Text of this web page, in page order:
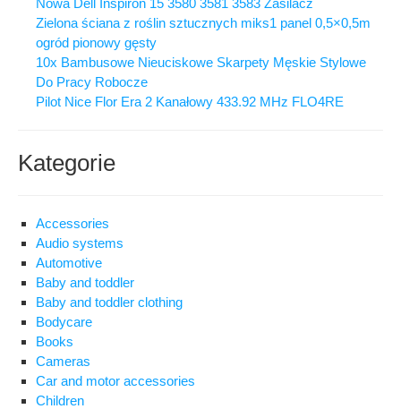
Nowa Dell Inspiron 15 3580 3581 3583 Zasilacz
Zielona ściana z roślin sztucznych miks1 panel 0,5×0,5m
ogród pionowy gęsty
10x Bambusowe Nieuciskowe Skarpety Męskie Stylowe
Do Pracy Robocze
Pilot Nice Flor Era 2 Kanałowy 433.92 MHz FLO4RE
Kategorie
Accessories
Audio systems
Automotive
Baby and toddler
Baby and toddler clothing
Bodycare
Books
Cameras
Car and motor accessories
Children